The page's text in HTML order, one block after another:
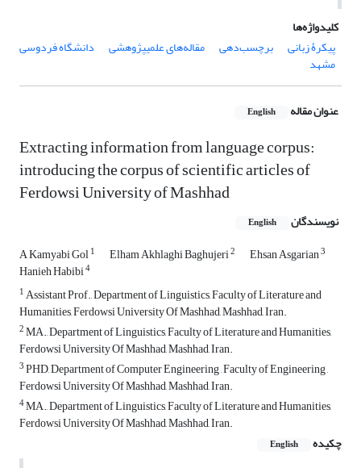
کلیدواژه‌ها
پیکرۀ زبانی
برچسب‌دهی مقاله‌های علمی‎پژوهشی دانشگاه فردوسی
مشهد
عنوان مقاله English
Extracting information from language corpus:
introducing the corpus of scientific articles of
Ferdowsi University of Mashhad
نویسندگان English
A Kamyabi Gol1 Elham Akhlaghi Baghujeri2 Ehsan Asgarian3
Hanieh Habibi4
1Assistant Prof., Department of Linguistics, Faculty of Literature and
Humanities, Ferdowsi University Of Mashhad, Mashhad, Iran.
2MA., Department of Linguistics, Faculty of Literature and Humanities,
Ferdowsi University Of Mashhad, Mashhad, Iran.
3PHD, Department of Computer Engineering , Faculty of Engineering ,
Ferdowsi University Of Mashhad, Mashhad, Iran.
4MA., Department of Linguistics, Faculty of Literature and Humanities,
Ferdowsi University Of Mashhad, Mashhad, Iran.
چکیده
English